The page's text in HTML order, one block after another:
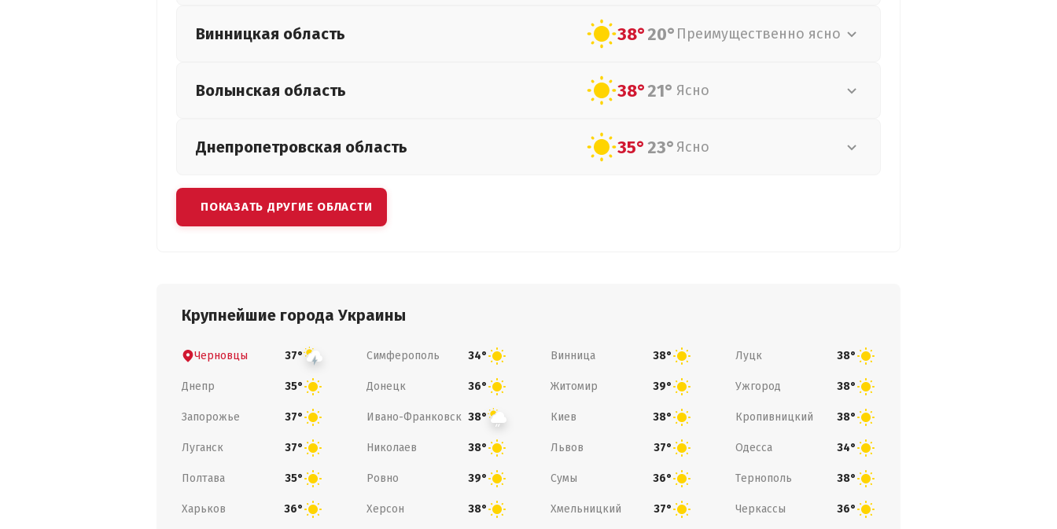
Винницкая область 38°20° Преимущественно ясно
Волынская область 38°21° Ясно
Днепропетровская область 35°23° Ясно
ПОКАЗАТЬ ДРУГИЕ ОБЛАСТИ
Крупнейшие города Украины
Черновцы 37° Симферополь 34° Винница 38° Луцк 38°
Днепр 35° Донецк 36° Житомир 39° Ужгород 38°
Запорожье 37° Ивано-Франковск 38° Киев 38° Кропивницкий 38°
Луганск 37° Николаев 38° Львов 37° Одесса 34°
Полтава 35° Ровно 39° Сумы 36° Тернополь 38°
Харьков 36° Херсон 38° Хмельницкий 37° Черкассы 36°